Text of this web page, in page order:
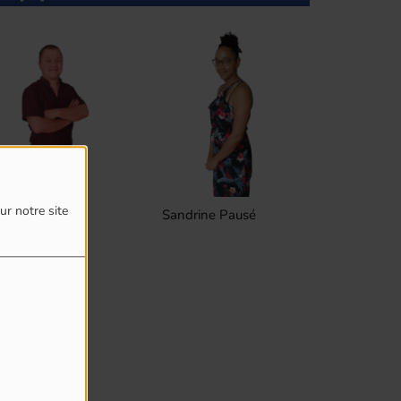
notre site
Clain Sandrine Pausé